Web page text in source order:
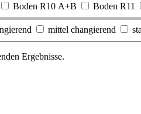
Boden R10 A+B Boden R11
mittel changierend
Ergebnisse.